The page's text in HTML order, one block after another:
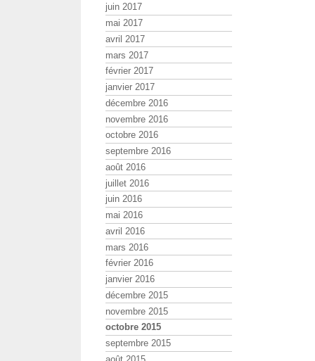
juin 2017
mai 2017
avril 2017
mars 2017
février 2017
janvier 2017
décembre 2016
novembre 2016
octobre 2016
septembre 2016
août 2016
juillet 2016
juin 2016
mai 2016
avril 2016
mars 2016
février 2016
janvier 2016
décembre 2015
novembre 2015
octobre 2015
septembre 2015